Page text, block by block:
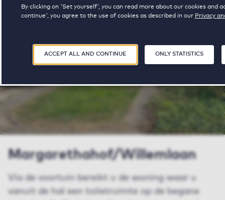
By clicking on 'Set yourself', you can read more about our cookies and
continue', you agree to the use of cookies as described in our Privacy
ACCEPT ALL AND CONTINUE ONLY STATISTICS
Margarethahof/Willemlaan
Via de voortuin bereikt u de woning waar u
vanuit de hal een toiletruimte op de begane